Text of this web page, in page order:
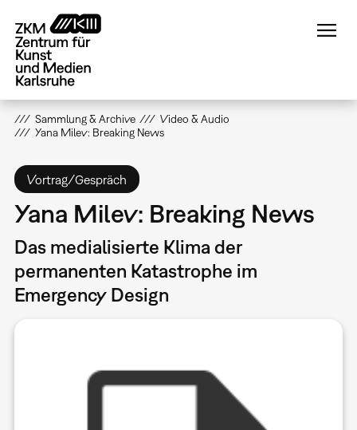
zum
Inhalt
Sammlung & Archive
Video & Audio
Yana Milev: Breaking News
Vortrag/Gespräch
Yana Milev: Breaking News
Das medialisierte Klima der
permanenten Katastrophe im
Emergency Design